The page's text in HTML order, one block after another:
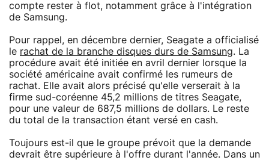
compte rester à flot, notamment grâce à l'intégration
de Samsung.
Pour rappel, en décembre dernier, Seagate a officialisé
le rachat de la branche disques durs de Samsung. La
procédure avait été initiée en avril dernier lorsque la
société américaine avait confirmé les rumeurs de
rachat. Elle avait alors précisé qu'elle verserait à la
firme sud-coréenne 45,2 millions de titres Seagate,
pour une valeur de 687,5 millions de dollars. Le reste
du total de la transaction étant versé en cash.
Toujours est-il que le groupe prévoit que la demande
devrait être supérieure à l'offre durant l'année. Dans un